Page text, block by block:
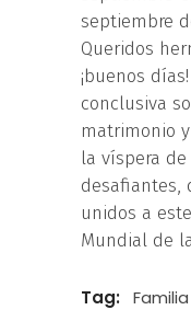
septiembre
Queridos
¡buenos
conclusiva
matrimonio
la víspera
desafiantes,
unidos a
Mundial de
Tag: Familia